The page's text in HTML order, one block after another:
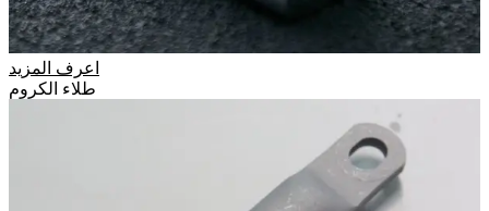
اعرف المزيد
طلاء الكروم